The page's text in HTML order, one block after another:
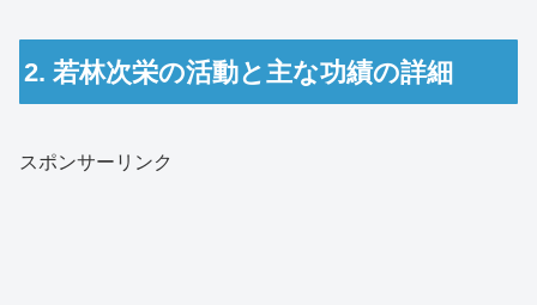
2. 若林次栄の活動と主な功績の詳細
スポンサーリンク